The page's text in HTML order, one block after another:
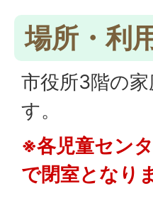
場所・利
市役所3階の
す。
※各児童セン
で閉室となり